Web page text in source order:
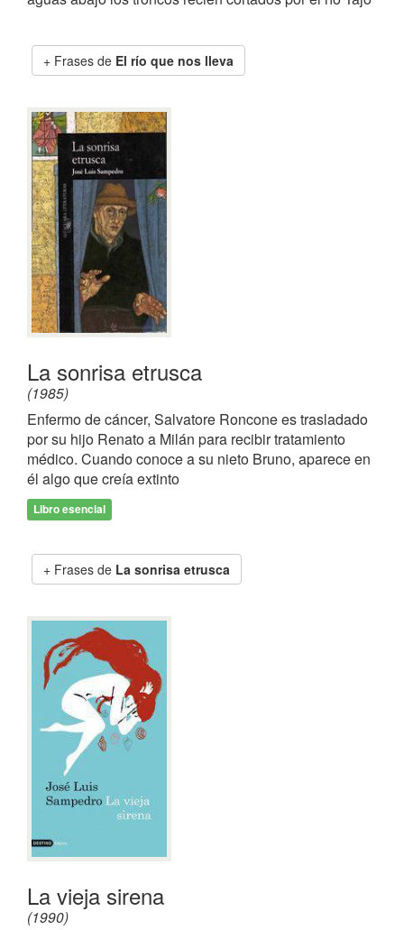
Frases de El río que nos lleva
La sonrisa etrusca
(1985)
Enfermo de cáncer, Salvatore Roncone es trasladado
por su hijo Renato a Milán para recibir tratamiento
médico. Cuando conoce a su nieto Bruno, aparece en
él algo que creía extinto
Libro esencial
Frases de La sonrisa etrusca
La vieja sirena
(1990)